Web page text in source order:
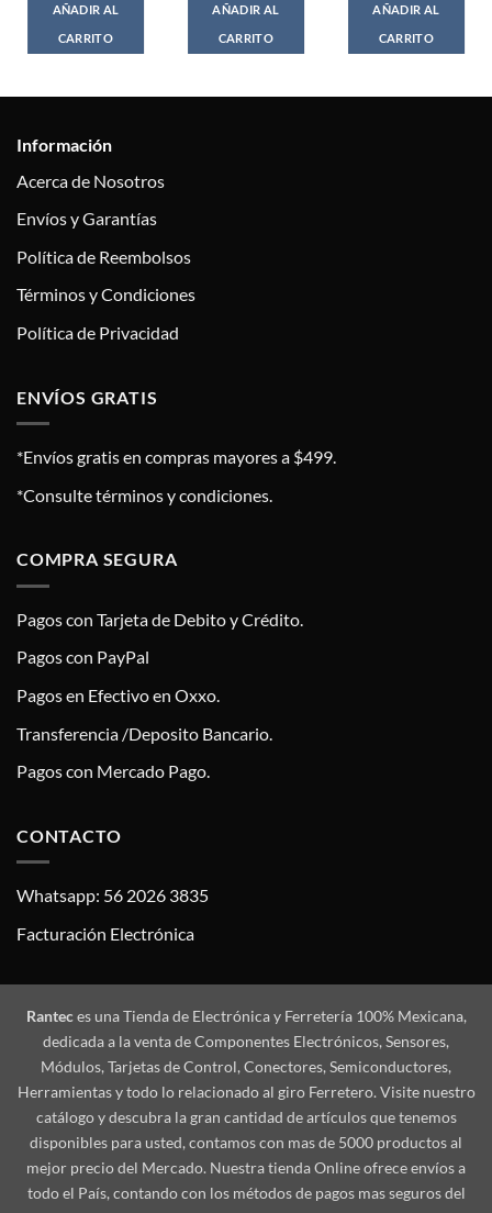
AÑADIR AL
CARRITO
AÑADIR AL
CARRITO
AÑADIR AL
CARRITO
Información
Acerca de Nosotros
Envíos y Garantías
Política de Reembolsos
Términos y Condiciones
Política de Privacidad
ENVÍOS GRATIS
*Envíos gratis en compras mayores a $499.
*Consulte términos y condiciones.
COMPRA SEGURA
Pagos con Tarjeta de Debito y Crédito.
Pagos con PayPal
Pagos en Efectivo en Oxxo.
Transferencia /Deposito Bancario.
Pagos con Mercado Pago.
CONTACTO
Whatsapp: 56 2026 3835
Facturación Electrónica
Ranteces una Tienda de Electrónica y Ferretería 100% Mexicana,
dedicada a la venta de Componentes Electrónicos, Sensores,
Módulos, Tarjetas de Control, Conectores, Semiconductores,
Herramientas y todo lo relacionado al giro Ferretero. Visite nuestro
catálogo y descubra la gran cantidad de artículos que tenemos
disponibles para usted, contamos con mas de 5000 productos al
mejor precio del Mercado. Nuestra tienda Online ofrece envíos a
todo el País, contando con los métodos de pagos mas seguros del